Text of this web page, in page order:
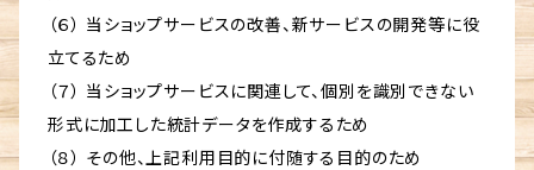
（６） 当ショップサービスの改善、新サービスの開発等に役
立てるため
（７） 当ショップサービスに関連して、個別を識別できない
形式に加工した統計データを作成するため
（８） その他、上記利用目的に付随する目的のため